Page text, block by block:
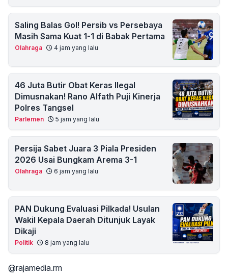
Saling Balas Gol! Persib vs Persebaya
Masih Sama Kuat 1-1 di Babak Pertama
Olahraga 4 jam yang lalu
46 Juta Butir Obat Keras Ilegal
Dimusnakan! Rano Alfath Puji Kinerja
Polres Tangsel
Parlemen 5 jam yang lalu
Persija Sabet Juara 3 Piala Presiden
2026 Usai Bungkam Arema 3-1
Olahraga 6 jam yang lalu
PAN Dukung Evaluasi Pilkada! Usulan
Wakil Kepala Daerah Ditunjuk Layak
Dikaji
Politik 8 jam yang lalu
@rajamedia.rm